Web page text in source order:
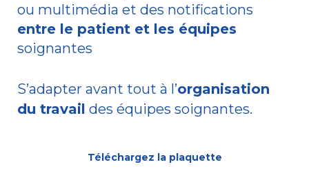
ou multimédia et des notifications
entre le patient et les équipes
soignantes
S’adapter avant tout à l’organisation
du travail des équipes soignantes.
Téléchargez la plaquette